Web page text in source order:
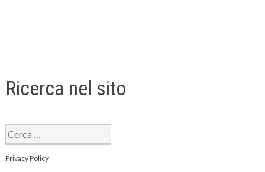
Ricerca nel sito
Ricerca
per:
Privacy Policy